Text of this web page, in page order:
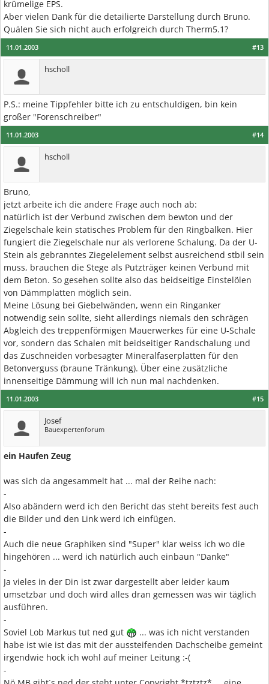
krümelige EPS.
Aber vielen Dank für die detailierte Darstellung durch Bruno.
Quälen Sie sich nicht auch erfolgreich durch Therm5.1?
#13
11.01.2003
hscholl
P.S.: meine Tippfehler bitte ich zu entschuldigen, bin kein
großer "Forenschreiber"
#14
11.01.2003
hscholl
Bruno,
jetzt arbeite ich die andere Frage auch noch ab:
natürlich ist der Verbund zwischen dem bewton und der
Ziegelschale kein statisches Problem für den Ringbalken. Hier
fungiert die Ziegelschale nur als verlorene Schalung. Da der U-
Stein als gebranntes Ziegelelement selbst ausreichend stbil sein
muss, brauchen die Stege als Putzträger keinen Verbund mit
dem Beton. So gesehen sollte also das beidseitige Einstelölen
von Dämmplatten möglich sein.
Meine Lösung bei Giebelwänden, wenn ein Ringanker
notwendig sein sollte, sieht allerdings niemals den schrägen
Abgleich des treppenförmigen Mauerwerkes für eine U-Schale
vor, sondern das Schalen mit beidseitiger Randschalung und
das Zuschneiden vorbesagter Mineralfaserplatten für den
Betonverguss (braune Tränkung). Über eine zusätzliche
innenseitige Dämmung will ich nun mal nachdenken.
#15
11.01.2003
Josef
Bauexpertenforum
ein Haufen Zeug
was sich da angesammelt hat ... mal der Reihe nach:
-
Also abändern werd ich den Bericht das steht bereits fest auch
die Bilder und den Link werd ich einfügen.
-
Auch die neue Graphiken sind "Super" klar weiss ich wo die
hingehören ... werd ich natürlich auch einbaun "Danke"
-
Ja vieles in der Din ist zwar dargestellt aber leider kaum
umsetzbar und doch wird alles dran gemessen was wir täglich
ausführen.
-
Soviel Lob Markus tut ned gut
... was ich nicht verstanden
habe ist wie ist das mit der aussteifenden Dachscheibe gemeint
irgendwie hock ich wohl auf meiner Leitung :-(
-